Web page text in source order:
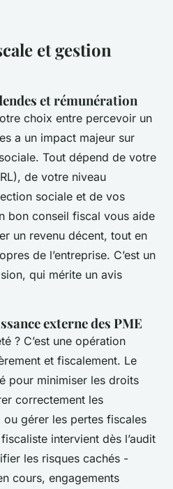
et gestion
et rémunération
choix entre percevoir un
a un impact majeur sur
Tout dépend de votre
de votre niveau
sociale et de vos
bon conseil fiscal vous aide
un revenu décent, tout en
de l’entreprise. C’est un
qui mérite un avis
externe des PME
? C’est une opération
et fiscalement. Le
pour minimiser les droits
correctement les
gérer les pertes fiscales
intervient dès l’audit
les risques cachés -
cours, engagements